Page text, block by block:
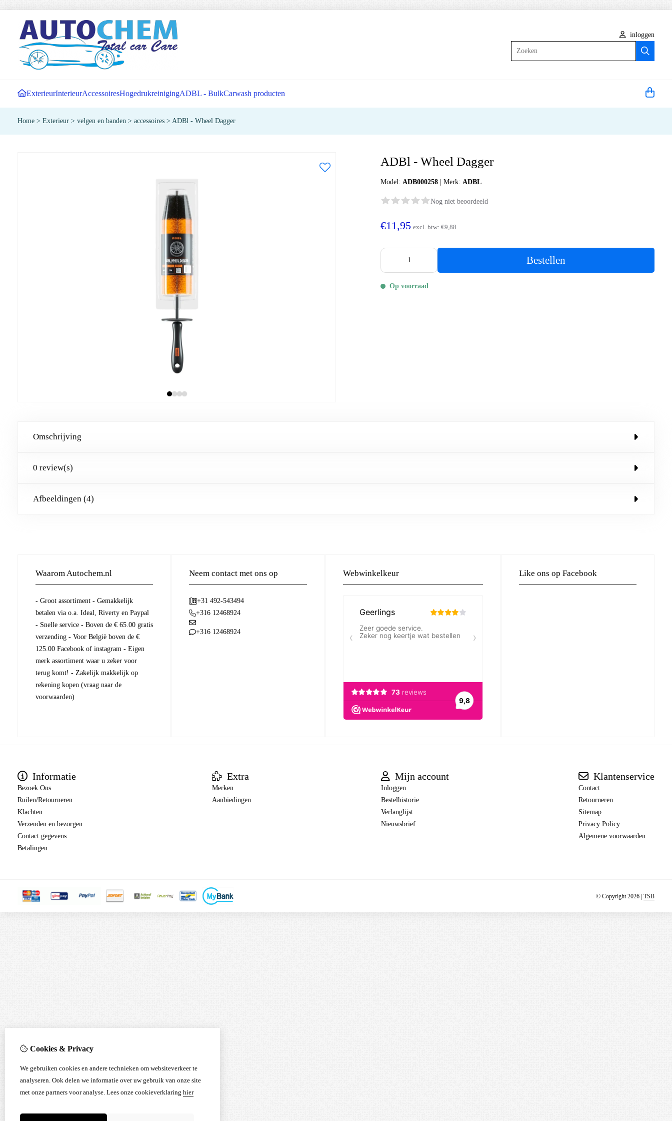
inloggen
ExterieurInterieurAccessoiresHogedrukreinigingADBL - BulkCarwash producten
Home > Exterieur > velgen en banden > accessoires > ADBl - Wheel Dagger
ADBl - Wheel Dagger
Model:ADB000258 |Merk:ADBL
Nog niet beoordeeld
€11,95 excl. btw:€9,88
Bestellen
Op voorraad
Omschrijving
0 review(s)
Afbeeldingen (4)
Waarom Autochem.nl
- Groot assortiment - Gemakkelijk
betalen via o.a. Ideal, Riverty en Paypal
- Snelle service - Boven de € 65.00 gratis
verzending - Voor België boven de €
125.00 Facebook of instagram - Eigen
merk assortiment waar u zeker voor
terug komt! - Zakelijk makkelijk op
rekening kopen (vraag naar de
voorwaarden)
Neem contact met ons op
+31 492-543494
+316 12468924
+316 12468924
Webwinkelkeur Like ons op Facebook
Informatie
Bezoek Ons
Ruilen/Retourneren
Klachten
Verzenden en bezorgen
Contact gegevens
Betalingen
Extra
Merken
Aanbiedingen
Mijn account
Inloggen
Bestelhistorie
Verlanglijst
Nieuwsbrief
Klantenservice
Contact
Retourneren
Sitemap
Privacy Policy
Algemene voorwaarden
© Copyright 2026 | TSB
Cookies & Privacy
We gebruiken cookies en andere technieken om websiteverkeer te
analyseren. Ook delen we informatie over uw gebruik van onze site
met onze partners voor analyse. Lees onze cookieverklaring hier